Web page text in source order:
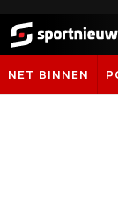
Sportnieuws.nl
NET BINNEN